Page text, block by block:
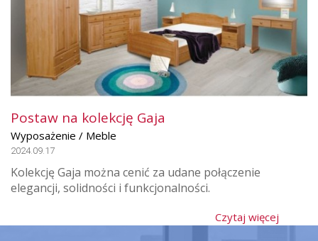
Postaw na kolekcję Gaja
Wyposażenie / Meble
2024.09.17
Kolekcję Gaja można cenić za udane połączenie
elegancji, solidności i funkcjonalności.
Czytaj więcej